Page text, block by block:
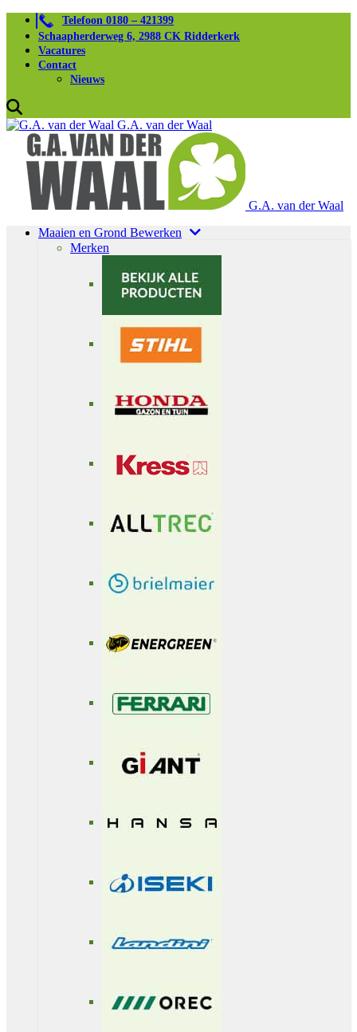
Telefoon 0180 – 421399
Schaapherderweg 6, 2988 CK Ridderkerk
Vacatures
Contact
Nieuws
G.A. van der Waal
G.A. van der Waal
Maaien en Grond Bewerken
Merken